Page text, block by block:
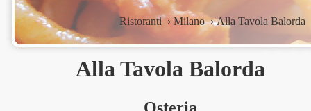
Ristoranti › Milano ›Alla Tavola Balorda
Alla Tavola Balorda